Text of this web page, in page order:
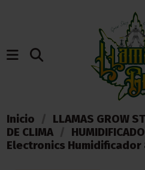
Inicio LLAMAS GROW
DE CLIMA
Electronics Humidificador